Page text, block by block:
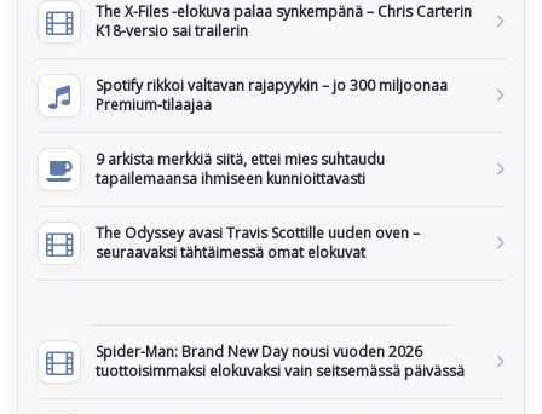
The X-Files -elokuva palaa synkempänä – Chris Carterin
K18-versio sai trailerin
Spotify rikkoi valtavan rajapyykin – jo 300 miljoonaa
Premium-tilaajaa
9 arkista merkkiä siitä, ettei mies suhtaudu
tapailemaansa ihmiseen kunnioittavasti
The Odyssey avasi Travis Scottille uuden oven –
seuraavaksi tähtäimessä omat elokuvat
Spider-Man: Brand New Day nousi vuoden 2026
tuottoisimmaksi elokuvaksi vain seitsemässä päivässä